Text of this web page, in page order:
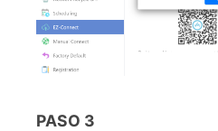
PASO 3